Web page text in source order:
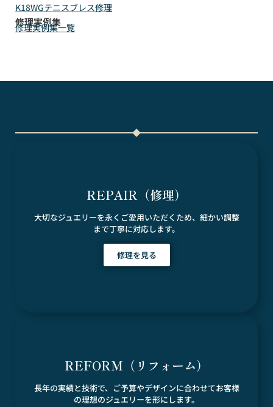
K18WGテニスブレス修理
修理実例集
修理実例集一覧
REPAIR（修理）
大切なジュエリーを永くご愛用いただくため、細かい調整
まで丁寧に対応します。
修理を見る
REFORM（リフォーム）
長年の実績と技術で、ご予算やデザインに合わせてお客様
の理想のジュエリーを形にします。